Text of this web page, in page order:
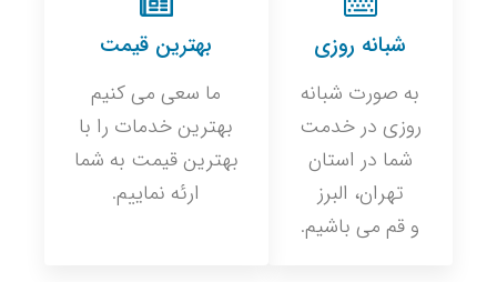
شبانه روزی
به صورت شبانه
روزی در خدمت
شما در استان
تهران، البرز
و قم می باشیم.
بهترین قیمت
ما سعی می کنیم
بهترین خدمات را با
بهترین قیمت به شما
ارئه نماییم.